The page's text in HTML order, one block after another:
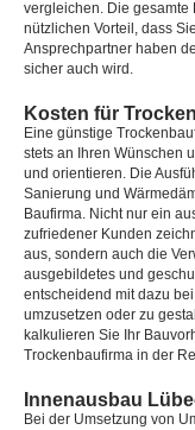
vergleichen. Die gesamte
nützlichen Vorteil, dass
Ansprechpartner haben
sicher auch wird.
Kosten für
Eine günstige
stets an Ihren Wünschen
und orientieren. Die
Sanierung und
Baufirma. Nicht nur ein
zufriedener Kunden
aus, sondern auch die
ausgebildetes und
entscheidend mit dazu
umzusetzen oder zu
kalkulieren Sie Ihr
Trockenbaufirma in der
Innenausbau
Bei der Umsetzung von